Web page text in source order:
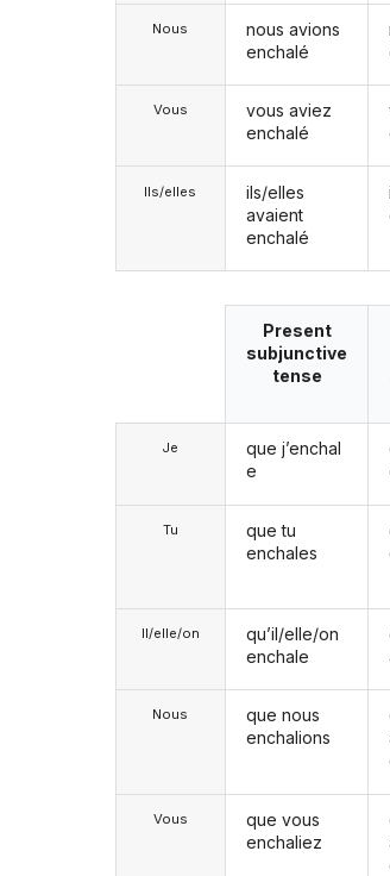
Nous
Vous
Ils/elles
nous avions
enchalé
vous aviez
enchalé
ils/elles
avaient
enchalé
Je
Tu
Il/elle/on
Nous
Vous
Present
subjunctive
tense
que j’enchal
e
que tu
enchales
qu’il/elle/on
enchale
que nous
enchalions
que vous
enchaliez